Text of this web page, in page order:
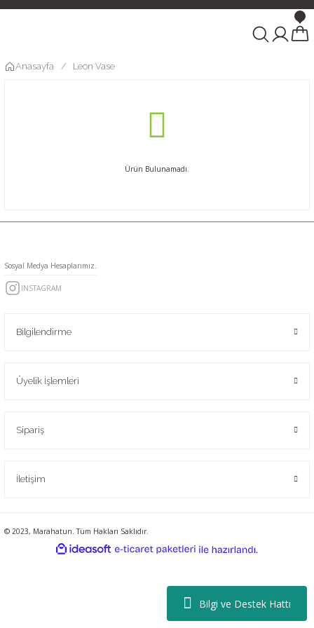
Bilgi ve Destek Hattı
Anasayfa Leon Vase
Ürün Bulunamadı.
Sosyal Medya Hesaplarımız.
INSTAGRAM
Bilgilendirme
Üyelik İşlemleri
Sipariş
İletişim
© 2023, Marahatun. Tüm Hakları Saklıdır.
ideasoft
e-